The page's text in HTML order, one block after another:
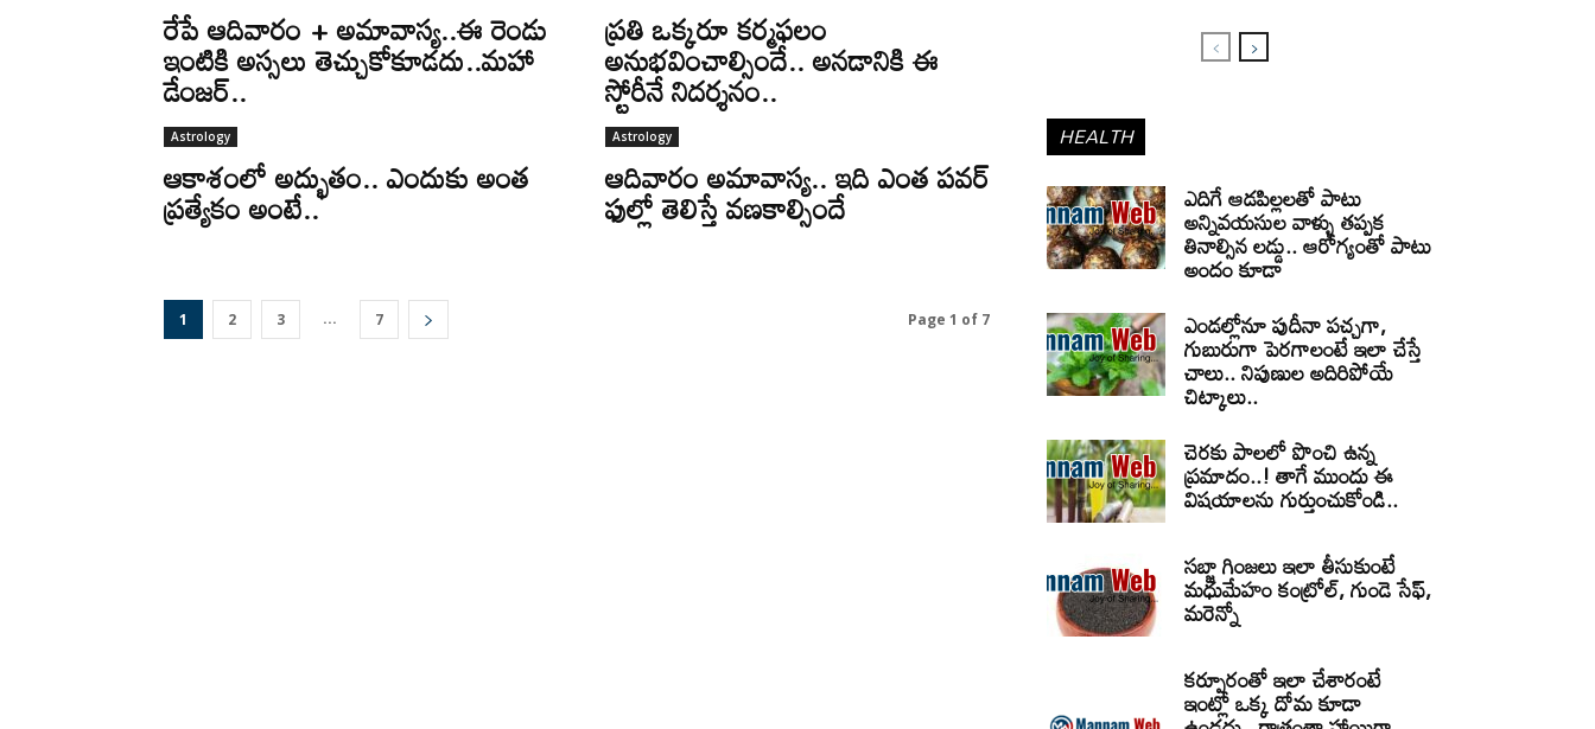
రేపే ఆదివారం + అమావాస్య..ఈ రెండు
ఇంటికి అస్సలు తెచ్చుకోకూడదు..మహా
డేంజర్..
ప్రతి ఒక్కరూ కర్మఫలం
అనుభవించాల్సిందే.. అనడానికి ఈ
స్టోరీనే నిదర్శనం..
Astrology
ఆకాశంలో అద్భుతం.. ఎందుకు అంత
ప్రత్యేకం అంటే..
Astrology
ఆదివారం అమావాస్య.. ఇది ఎంత పవర్
ఫుల్లో తెలిస్తే వణకాల్సిందే
1 2 3 ... 7 Page 1 of 7
HEALTH
ఎదిగే ఆడపిల్లలతో పాటు
అన్నివయసుల వాళ్ళు తప్పక
తినాల్సిన లడ్డు.. ఆరోగ్యంతో పాటు
అందం కూడా
ఎండల్లోనూ పుదీనా పచ్చగా,
గుబురుగా పెరగాలంటే ఇలా చేస్తే
చాలు.. నిపుణుల అదిరిపోయే
చిట్కాలు..
చెరకు పాలలో పొంచి ఉన్న
ప్రమాదం..! తాగే ముందు ఈ
విషయాలను గుర్తుంచుకోండి..
సబ్జా గింజలు ఇలా తీసుకుంటే
మధుమేహం కంట్రోల్, గుండె సేఫ్,
మరెన్నో
కర్పూరంతో ఇలా చేశారంటే
ఇంట్లో ఒక్క దోమ కూడా